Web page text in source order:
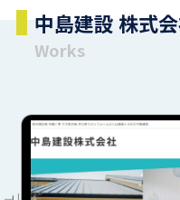
中島建設 株式
Works